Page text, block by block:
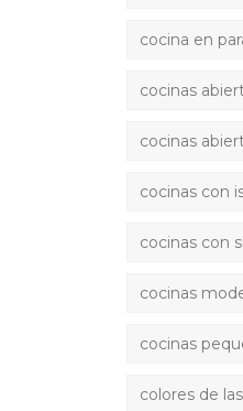
cocina en
cocinas
cocinas
cocinas con
cocinas con
cocinas
cocinas
colores de